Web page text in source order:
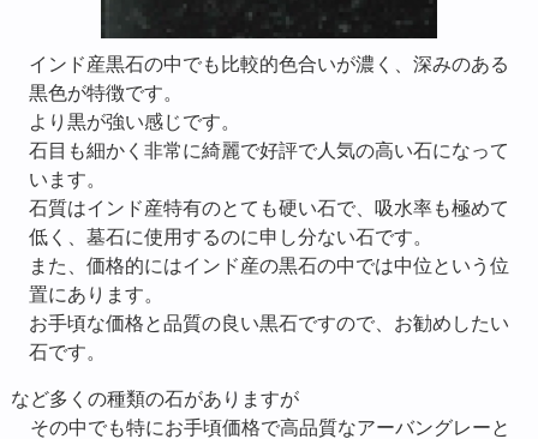
インド産黒石の中でも比較的色合いが濃く、深みのある
黒色が特徴です。
より黒が強い感じです。
石目も細かく非常に綺麗で好評で人気の高い石になって
います。
石質はインド産特有のとても硬い石で、吸水率も極めて
低く、墓石に使用するのに申し分ない石です。
また、価格的にはインド産の黒石の中では中位という位
置にあります。
お手頃な価格と品質の良い黒石ですので、お勧めしたい
石です。
など多くの種類の石がありますが
その中でも特にお手頃価格で高品質なアーバングレーと